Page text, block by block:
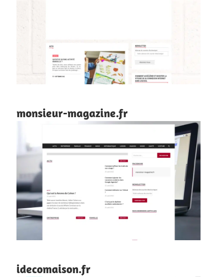
monsieur-magazine.fr
idecomaison.fr